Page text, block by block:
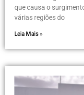
que causa o
várias regiões do
Leia Mais »